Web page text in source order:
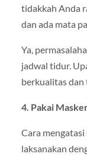
tidakkah Anda
dan ada mata
Ya,
jadwal tidur.
berkualitas dan
4. Pakai
Cara
laksanakan